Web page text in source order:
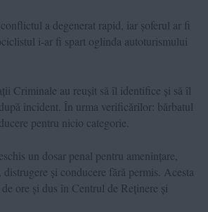
a degenerat rapid, iar șoferul ar fi
i-ar fi spart oglinda autoturismului
Criminale au reușit să îl identifice și să îl
incident. În urma verificărilor: bărbatul
pentru nicio categorie
un dosar penal pentru amenințare,
și conducere fără permis. Acesta
ore și dus în Centrul de Reținere și